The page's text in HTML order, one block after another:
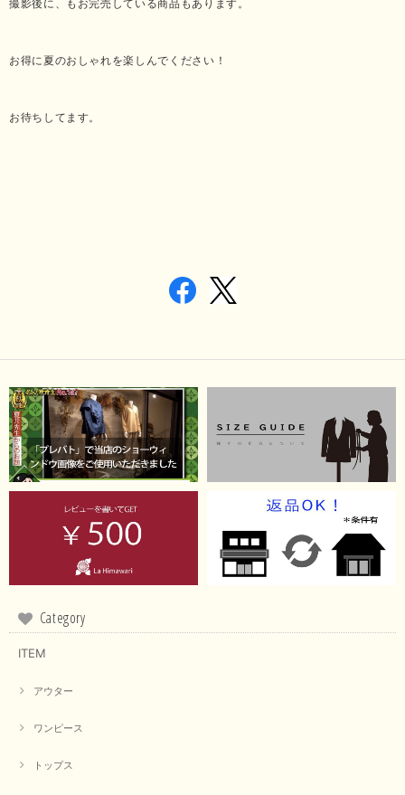
撮影後に、もお完売している商品もあります。
お得に夏のおしゃれを楽しんでください！
お待ちしてます。
Category
ITEM
アウター
ワンピース
トップス